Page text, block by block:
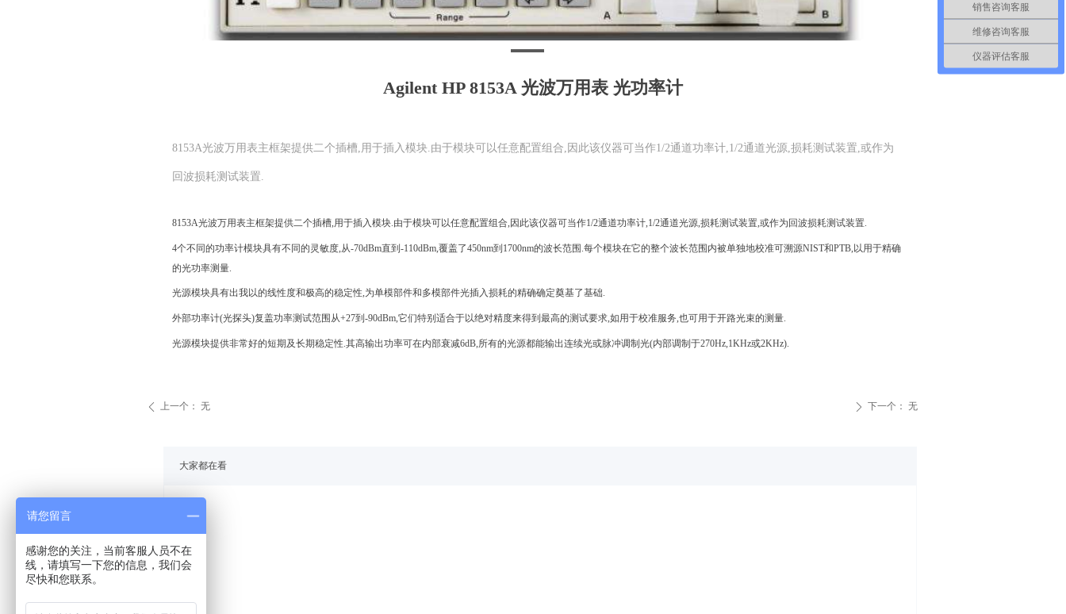
Agilent HP 8153A 光波万用表 光功率计
8153A光波万用表主框架提供二个插槽,用于插入模块.由于模块可以任意配置组合,因此该仪器可当作1/2通道功率计,1/2通道光源,损耗测试装置,或作为
回波损耗测试装置.
大家都在看
ꄴ 上一个： 无 ꄲ 下一个： 无
8153A光波万用表主框架提供二个插槽,用于插入模块.由于模块可以任意配置组合, 因此该仪器可当作1/2通道功率计,1/2通道光源,损耗测试装置,或作为回波损耗测试装置.
4个不同的功率计模块具有不同的灵敏度 从-70dBm直到-110dBm, 覆盖了450nm到1700nm的波长范围 每个模块在它的整个波长范围内被单独地校准可溯源NIST和PTB, 以用于精确
的光功率测量
光源模块具有出我以的线性度和极高的稳定性,为单模部件和多模部件光插入损耗的精确确定奠基了基础.
外部功率计(光探头)复盖功率测试范围从+27到 -90dBm,它们特别适合于以绝对精度来得到最高的测试要求,如用于校准服务,也可用于开路光束的测量.
光源模块提供非常好的短期及长期稳定性 其高输出功率可在内部衰减6dB, 所有的光源都能输出连续光或脉冲调制光(内部调制于270Hz,1KHz或2KHz).
销售咨询客服
维修咨询客服
仪器评估客服
请您留言
感谢您的关注，当前客服人员不在
线，请填写一下您的信息，我们会
尽快和您联系。